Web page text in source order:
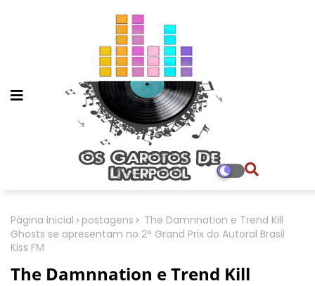
Página inicial postagens
The Damnnation e Trend Kill
Ghosts se apresentam no 2° Grand Prix do Autoral Brasil
Kiss FM
The Damnnation e Trend Kill